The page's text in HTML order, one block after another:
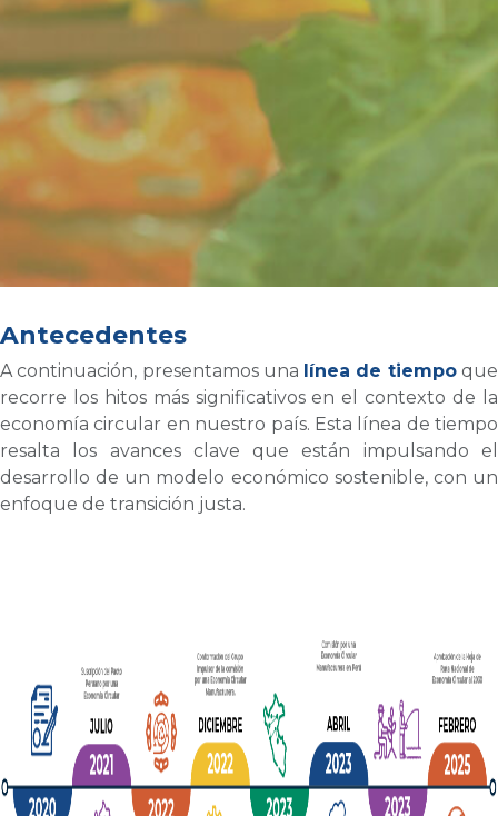
Antecedentes
A continuación, presentamos una línea de tiempoque
recorre los hitos más significativos en el contexto de la
economía circular en nuestro país. Esta línea de tiempo
resalta los avances clave que están impulsando el
desarrollo de un modelo económico sostenible, con un
enfoque de transición justa.